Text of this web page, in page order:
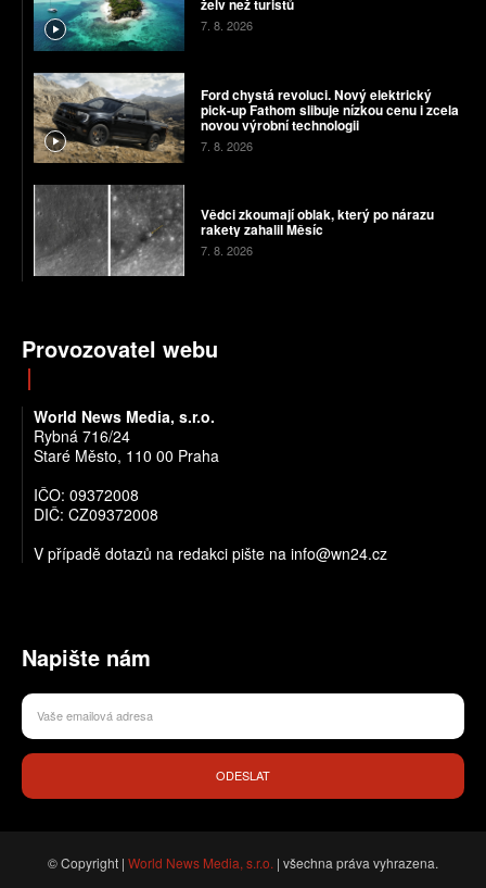
želv než turistů
7. 8. 2026
Ford chystá revoluci. Nový elektrický
pick-up Fathom slibuje nízkou cenu i zcela
novou výrobní technologii
7. 8. 2026
Vědci zkoumají oblak, který po nárazu
rakety zahalil Měsíc
7. 8. 2026
Provozovatel webu
World News Media, s.r.o.
Rybná 716/24
Staré Město, 110 00 Praha
IČO: 09372008
DIČ: CZ09372008
V případě dotazů na redakci pište na info@wn24.cz
Napište nám
ODESLAT
© Copyright | World News Media, s.r.o. | všechna práva vyhrazena.